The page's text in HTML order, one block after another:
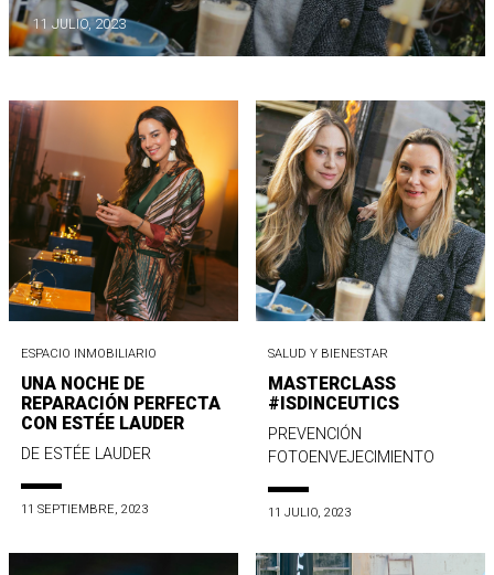
11 JULIO, 2023
ESPACIO INMOBILIARIO
UNA NOCHE DE
REPARACIÓN PERFECTA
CON ESTÉE LAUDER
DE ESTÉE LAUDER
11 SEPTIEMBRE, 2023
SALUD Y BIENESTAR
MASTERCLASS
#ISDINCEUTICS
PREVENCIÓN
FOTOENVEJECIMIENTO
11 JULIO, 2023